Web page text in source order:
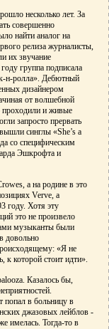
несколько лет. За
совершенно
найти аналог на
релиза журналисты,
их звучание
группа подписала
н-ролла». Дебютный
дизайнером
от волшебной
проходили и живые
запросто прервать
синглы «She’s a
со специфическим
Эшкрофта и
а на родине в это
Verve, а
году. Хотя эту
это не произвело
музыканты были
довольно
«Я не
которой стоит идти».
Казалось бы,
попал в больницу в
джазовых лейблов -
имелась. Тогда-то в